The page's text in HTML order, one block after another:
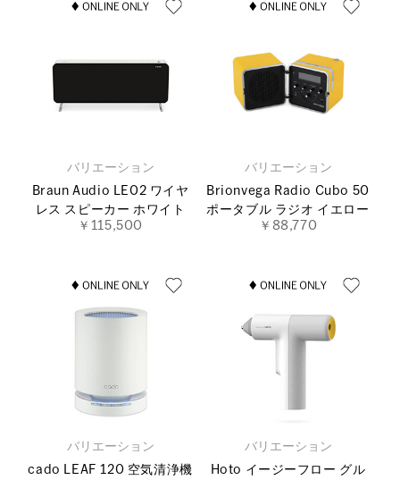
バリエーション
Braun Audio LE02 ワイヤ
レス スピーカー ホワイト
￥115,500
バリエーション
Brionvega Radio Cubo 50
ポータブル ラジオ イエロー
￥88,770
バリエーション
cado LEAF 120 空気清浄機
バリエーション
Hoto イージーフロー グル